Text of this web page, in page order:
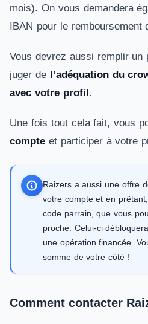
mois). On vous demandera
IBAN pour le remboursement
Vous devrez aussi remplir
juger de l’adéquation du
avec votre profil.
Une fois tout cela fait, vous
compte et participer à votre
Raizers a aussi une offre
votre compte et en
code parrain, que vous
proche. Celui-ci
une opération financée.
somme de votre côté !
Comment contacter